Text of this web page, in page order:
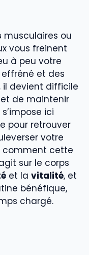
musculaires ou
vous freinent
à peu votre
et des
il devient difficile
et de maintenir
ici
pour retrouver
votre
comment cette
sur le corps
et la vitalité, et
bénéfique,
chargé.